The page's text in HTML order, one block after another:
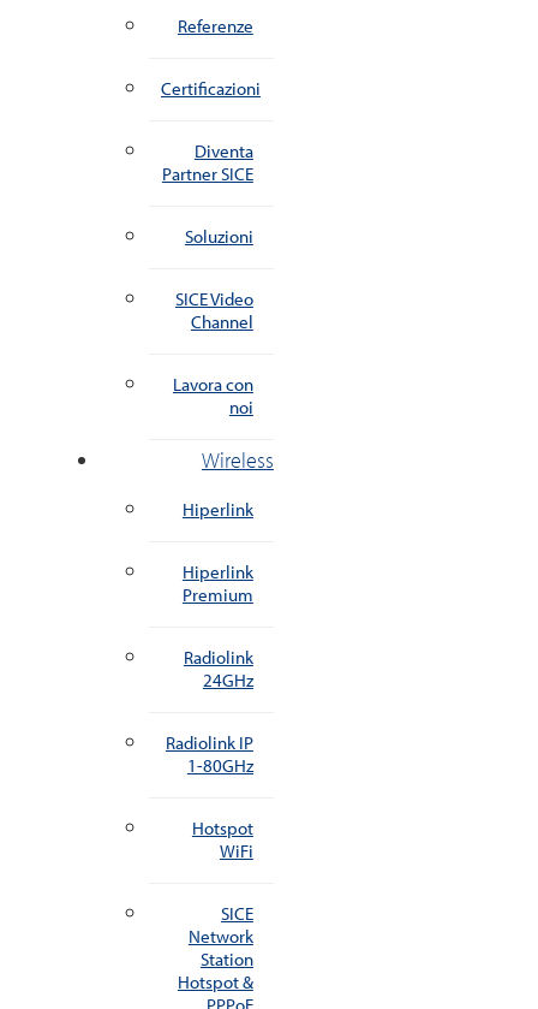
Referenze
Certificazioni
Diventa
Partner SICE
Soluzioni
SICE Video
Channel
Lavora con
noi
Wireless
Hiperlink
Hiperlink
Premium
Radiolink
24GHz
Radiolink IP
1-80GHz
Hotspot
WiFi
SICE
Network
Station
Hotspot &